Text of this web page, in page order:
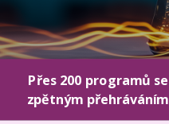
Přes 200 programů se
zpětným přehráváním